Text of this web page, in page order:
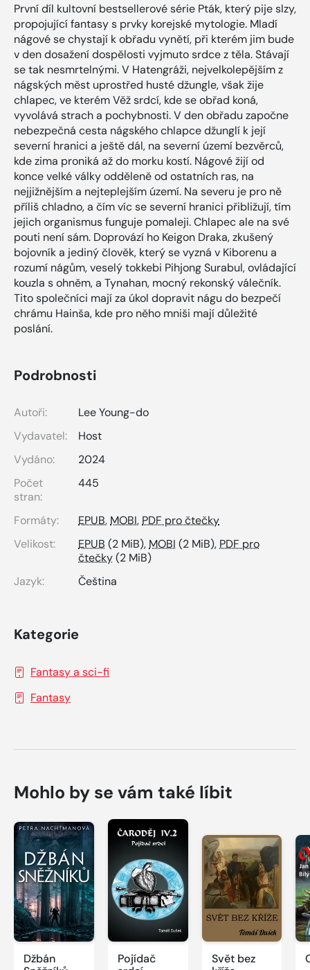
První díl kultovní bestsellerové série Pták, který pije slzy,
propojující fantasy s prvky korejské mytologie. Mladí
nágové se chystají k obřadu vynětí, při kterém jim bude
v den dosažení dospělosti vyjmuto srdce z těla. Stávají
se tak nesmrtelnými. V Hatengráži, nejvelkolepějším z
nágských měst uprostřed husté džungle, však žije
chlapec, ve kterém Věž srdcí, kde se obřad koná,
vyvolává strach a pochybnosti. V den obřadu započne
nebezpečná cesta nágského chlapce džunglí k její
severní hranici a ještě dál, na severní území bezvěrců,
kde zima proniká až do morku kostí. Nágové žijí od
konce velké války odděleně od ostatních ras, na
nejjižnějším a nejteplejším území. Na severu je pro ně
příliš chladno, a čím víc se severní hranici přibližují, tím
jejich organismus funguje pomaleji. Chlapec ale na své
pouti není sám. Doprovází ho Keigon Draka, zkušený
bojovník a jediný člověk, který se vyzná v Kiborenu a
rozumí nágům, veselý tokkebi Pihjong Surabul, ovládající
kouzla s ohněm, a Tynahan, mocný rekonský válečník.
Tito společníci mají za úkol dopravit nágu do bezpečí
chrámu Hainša, kde pro něho mniši mají důležité
poslání.
Podrobnosti
Autoři:
Lee Young-do
Vydavatel:
Host
Vydáno:
2024
Počet
stran:
445
Formáty: EPUB, MOBI, PDF pro čtečky
Velikost:
EPUB (2 MiB), MOBI (2 MiB), PDF pro
čtečky(2 MiB)
Jazyk:
Čeština
Kategorie
Fantasy a sci-fi
Fantasy
Mohlo by se vám také líbit
Džbán
Pojídač
Svět bez